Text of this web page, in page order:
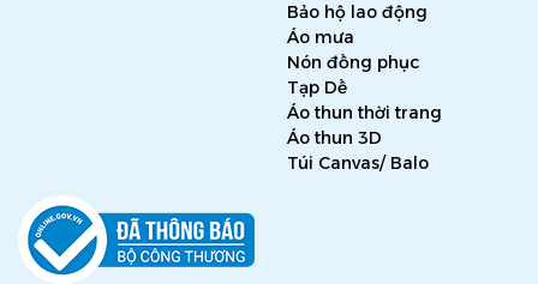
Bảo hộ lao động
Áo mưa
Nón đồng phục
Tạp Dề
Áo thun thời trang
Áo thun 3D
Túi Canvas/ Balo